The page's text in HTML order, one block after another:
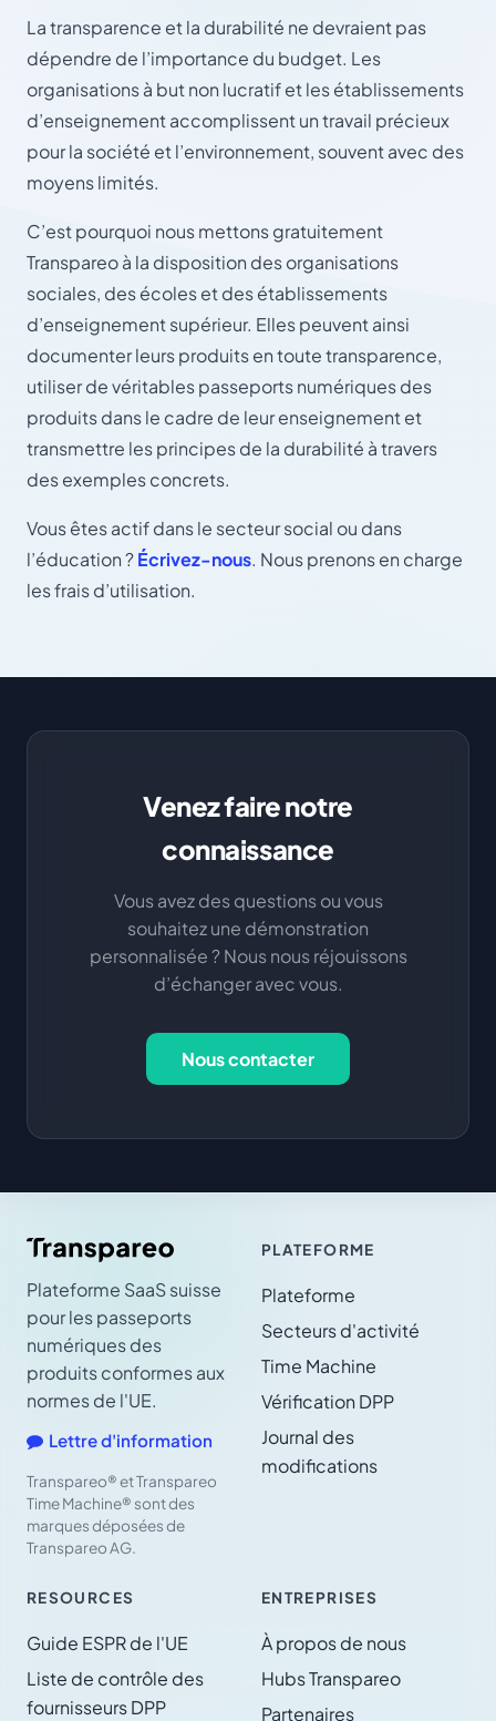
La transparence et la durabilité ne devraient pas
dépendre de l’importance du budget. Les
organisations à but non lucratif et les établissements
d’enseignement accomplissent un travail précieux
pour la société et l’environnement, souvent avec des
moyens limités.
C’est pourquoi nous mettons gratuitement
Transpareo à la disposition des organisations
sociales, des écoles et des établissements
d’enseignement supérieur. Elles peuvent ainsi
documenter leurs produits en toute transparence,
utiliser de véritables passeports numériques des
produits dans le cadre de leur enseignement et
transmettre les principes de la durabilité à travers
des exemples concrets.
Vous êtes actif dans le secteur social ou dans
l’éducation ?Écrivez-nous. Nous prenons en charge
les frais d’utilisation.
Venez faire notre
connaissance
Vous avez des questions ou vous
souhaitez une démonstration
personnalisée ? Nous nous réjouissons
d’échanger avec vous.
Nous contacter
Plateforme SaaS suisse
pour les passeports
numériques des
produits conformes aux
normes de l'UE.
Lettre d'information
Transpareo® et Transpareo
Time Machine® sont des
marques déposées de
Transpareo AG.
PLATEFORME
Plateforme
Secteurs d'activité
Time Machine
Vérification DPP
Journal des
modifications
RESOURCES
Guide ESPR de l'UE
Liste de contrôle des
fournisseurs DPP
ENTREPRISES
À propos de nous
Hubs Transpareo
Partenaires